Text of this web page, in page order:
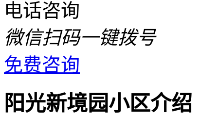
电话咨询
微信扫码一键拨号
免费咨询
阳光新境园小区介绍